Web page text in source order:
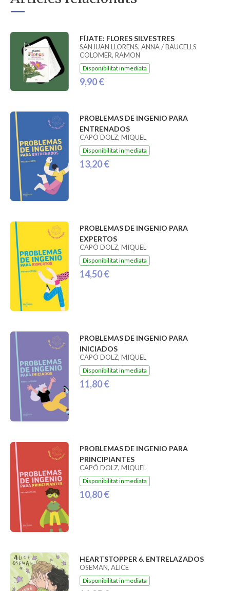
FÍJATE: FLORES SILVESTRES
SANJUAN LLORENS, ANNA / BAUCELLS
COLOMER, RAMON
Disponibilitat inmediata
9,90 €
PROBLEMAS DE INGENIO PARA
ENTRENADOS
CAPÓ DOLZ, MIQUEL
Disponibilitat inmediata
13,20 €
PROBLEMAS DE INGENIO PARA
EXPERTOS
CAPÓ DOLZ, MIQUEL
Disponibilitat inmediata
14,50 €
PROBLEMAS DE INGENIO PARA
INICIADOS
CAPÓ DOLZ, MIQUEL
Disponibilitat inmediata
11,80 €
PROBLEMAS DE INGENIO PARA
PRINCIPIANTES
CAPÓ DOLZ, MIQUEL
Disponibilitat inmediata
10,80 €
HEARTSTOPPER 6. ENTRELAZADOS
OSEMAN, ALICE
Disponibilitat inmediata